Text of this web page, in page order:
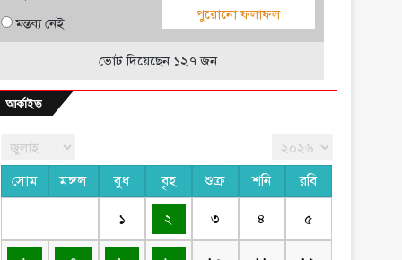
মন্তব্য নেই
পুরোনো ফলাফল
ভোট দিয়েছেন ১২৭ জন
আর্কাইভ
সোম মঙ্গল বুধ বৃহ শুক্র শনি রবি
১ ২ ৩ ৪ ৫